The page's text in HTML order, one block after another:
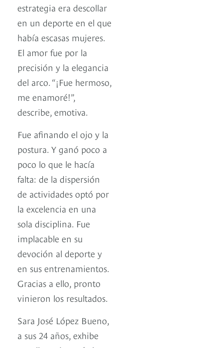
estrategia era descollar
en un deporte en el que
había escasas mujeres.
El amor fue por la
precisión y la elegancia
del arco. “¡Fue hermoso,
me enamoré!”,
describe, emotiva.
Fue afinando el ojo y la
postura. Y ganó poco a
poco lo que le hacía
falta: de la dispersión
de actividades optó por
la excelencia en una
sola disciplina. Fue
implacable en su
devoción al deporte y
en sus entrenamientos.
Gracias a ello, pronto
vinieron los resultados.
Sara José López Bueno,
a sus 24 años, exhibe